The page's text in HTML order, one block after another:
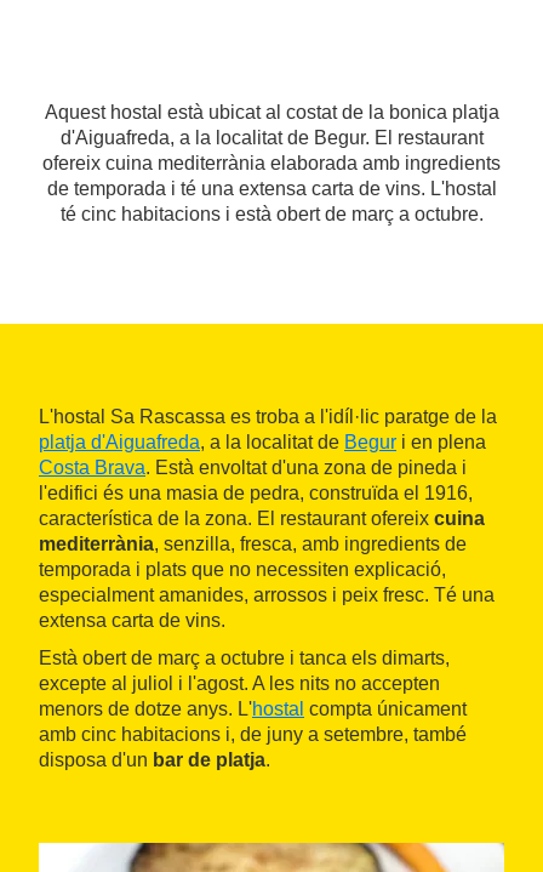
Aquest hostal està ubicat al costat de la bonica platja
d'Aiguafreda, a la localitat de Begur. El restaurant
ofereix cuina mediterrània elaborada amb ingredients
de temporada i té una extensa carta de vins. L'hostal
té cinc habitacions i està obert de març a octubre.
L'hostal Sa Rascassa es troba a l'idíl·lic paratge de la
platja d'Aiguafreda, a la localitat de Begur i en plena
Costa Brava. Està envoltat d'una zona de pineda i
l'edifici és una masia de pedra, construïda el 1916,
característica de la zona. El restaurant ofereix cuina
mediterrània, senzilla, fresca, amb ingredients de
temporada i plats que no necessiten explicació,
especialment amanides, arrossos i peix fresc. Té una
extensa carta de vins.
Està obert de març a octubre i tanca els dimarts,
excepte al juliol i l'agost. A les nits no accepten
menors de dotze anys. L'hostal compta únicament
amb cinc habitacions i, de juny a setembre, també
disposa d'un bar de platja.